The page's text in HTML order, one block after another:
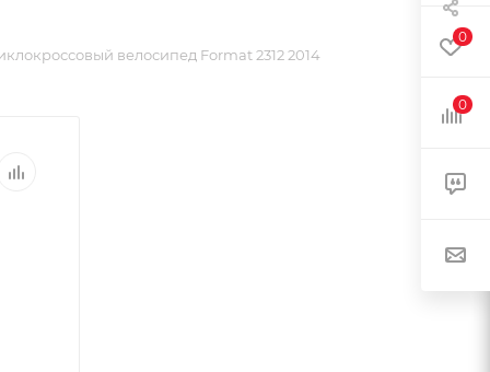
велосипед Format 2312 2014
0
0